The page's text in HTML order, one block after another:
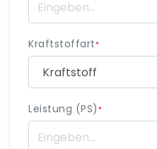
Kraftstoffart*
Leistung (PS) *